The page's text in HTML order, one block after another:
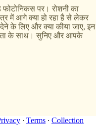
पर। रोशनी का
में आगे क्या हो रहा है से लेकर
के लिए और क्या कीया जाए, इन
के साथ। सुनिए और आपके
∙ Terms ∙ Collection